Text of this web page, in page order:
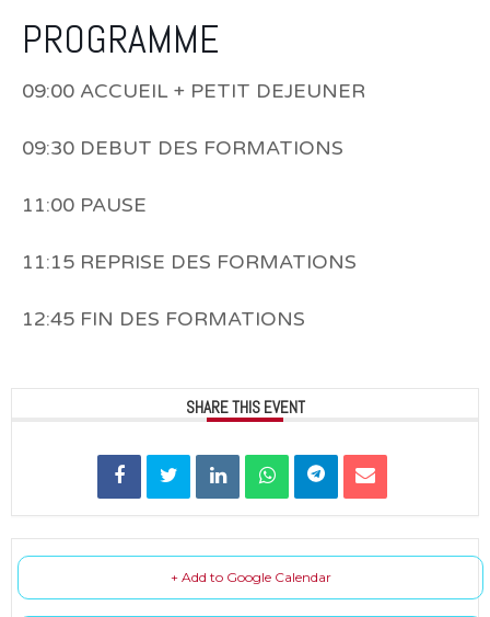
PROGRAMME
09:00 ACCUEIL + PETIT DEJEUNER
09:30 DEBUT DES FORMATIONS
11:00 PAUSE
11:15 REPRISE DES FORMATIONS
12:45 FIN DES FORMATIONS
SHARE THIS EVENT
+ Add to Google Calendar